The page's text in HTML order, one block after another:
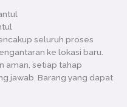
seluruh proses
ke lokasi baru.
aman, setiap tahap
jawab. Barang yang dapat